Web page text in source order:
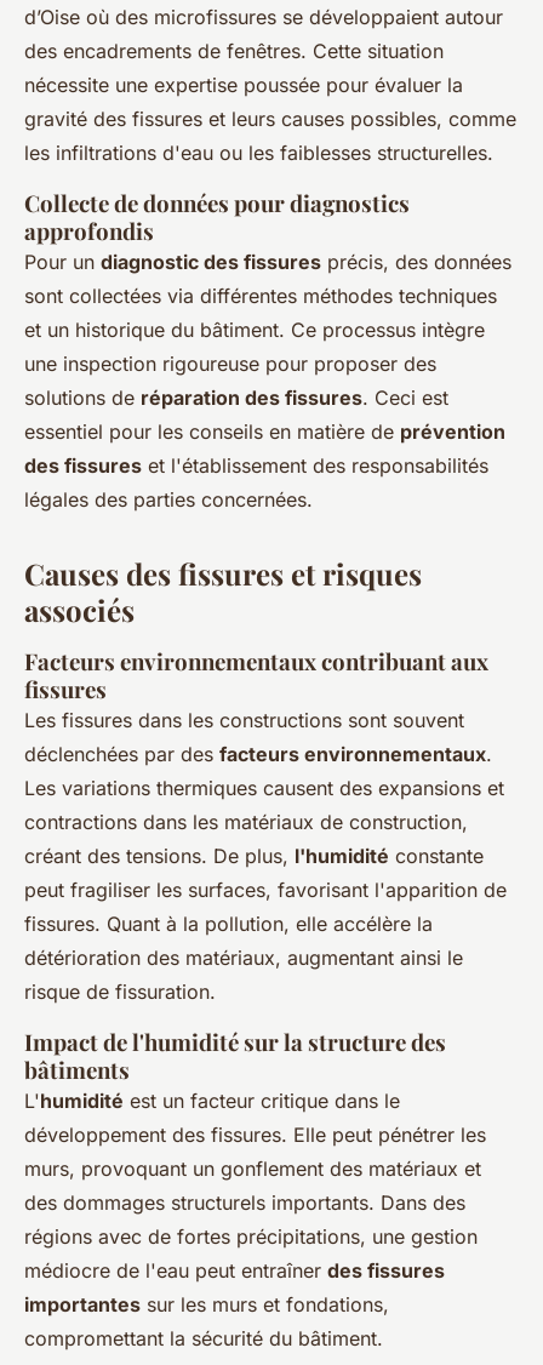
d’Oise où des microfissures se développaient autour
des encadrements de fenêtres. Cette situation
nécessite une expertise poussée pour évaluer la
gravité des fissures et leurs causes possibles, comme
les infiltrations d'eau ou les faiblesses structurelles.
Collecte de données pour diagnostics
approfondis
Pour un diagnostic des fissures précis, des données
sont collectées via différentes méthodes techniques
et un historique du bâtiment. Ce processus intègre
une inspection rigoureuse pour proposer des
solutions de réparation des fissures. Ceci est
essentiel pour les conseils en matière de prévention
des fissures et l'établissement des responsabilités
légales des parties concernées.
Causes des fissures et risques
associés
Facteurs environnementaux contribuant aux
fissures
Les fissures dans les constructions sont souvent
déclenchées par des facteurs environnementaux.
Les variations thermiques causent des expansions et
contractions dans les matériaux de construction,
créant des tensions. De plus, l'humidité constante
peut fragiliser les surfaces, favorisant l'apparition de
fissures. Quant à la pollution, elle accélère la
détérioration des matériaux, augmentant ainsi le
risque de fissuration.
Impact de l'humidité sur la structure des
bâtiments
L'humidité est un facteur critique dans le
développement des fissures. Elle peut pénétrer les
murs, provoquant un gonflement des matériaux et
des dommages structurels importants. Dans des
régions avec de fortes précipitations, une gestion
médiocre de l'eau peut entraîner des fissures
importantes sur les murs et fondations,
compromettant la sécurité du bâtiment.